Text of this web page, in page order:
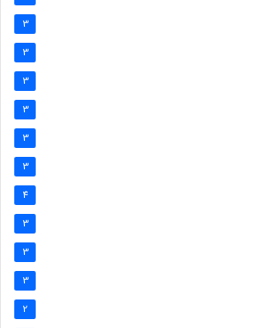
3
3
3
3
3
3
4
3
3
3
2